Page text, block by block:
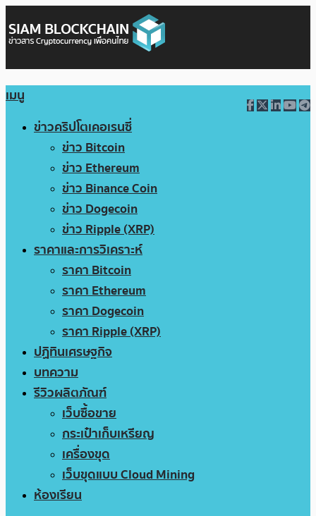
เมนู
ข่าวคริปโตเคอเรนซี่
ข่าว Bitcoin
ข่าว Ethereum
ข่าว Binance Coin
ข่าว Dogecoin
ข่าว Ripple (XRP)
ราคาและการวิเคราะห์
ราคา Bitcoin
ราคา Ethereum
ราคา Dogecoin
ราคา Ripple (XRP)
ปฏิทินเศรษฐกิจ
บทความ
รีวิวผลิตภัณฑ์
เว็บซื้อขาย
กระเป๋าเก็บเหรียญ
เครื่องขุด
เว็บขุดแบบ Cloud Mining
ห้องเรียน